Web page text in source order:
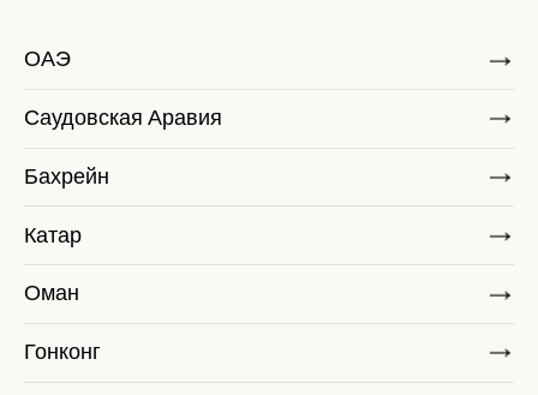
ОАЭ
Саудовская Аравия
Бахрейн
Катар
Оман
Гонконг